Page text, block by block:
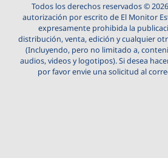
Todos los derechos reservados ©
autorización por escrito de El Monitor
expresamente prohibida la
distribución, venta, edición y cualquier
(Incluyendo, pero no limitado a,
audios, videos y logotipos). Si desea
por favor envie una solicitud al